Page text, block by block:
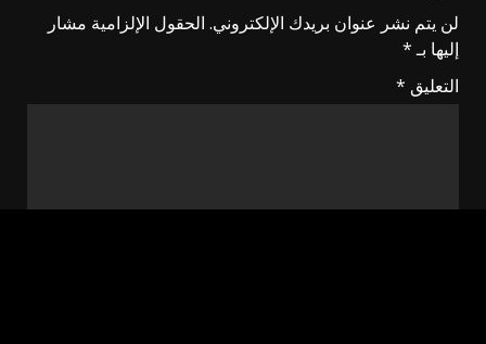
لن يتم نشر عنوان بريدك الإلكتروني. الحقول الإلزامية مشار
إليها بـ*
التعليق *